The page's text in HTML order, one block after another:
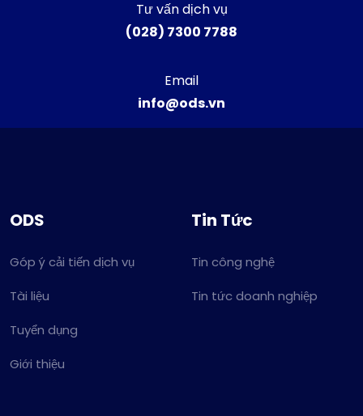
Tư vấn dịch vụ
(028) 7300 7788
Email
info@ods.vn
ODS
Góp ý cải tiến dịch vụ
Tài liệu
Tuyển dụng
Giới thiệu
Tin Tức
Tin công nghệ
Tin tức doanh nghiệp